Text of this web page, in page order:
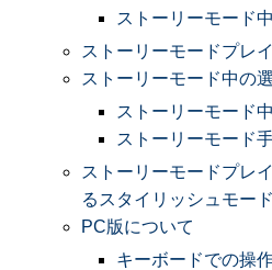
ストーリーモード
ストーリーモードプレ
ストーリーモード中の
ストーリーモード
ストーリーモード
ストーリーモードプレ
るスタイリッシュモー
PC版について
キーボードでの操